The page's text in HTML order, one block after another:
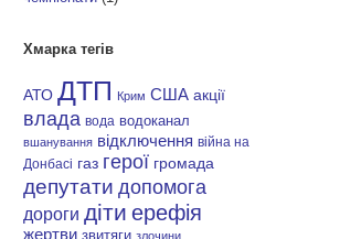
Хмарка тегів
АТО ДТП Крим США акції
влада вода водоканал
вшанування відключення війна на
Донбасі газ герої громада
депутати допомога
дороги діти ерефія
жертви звитяги злочини